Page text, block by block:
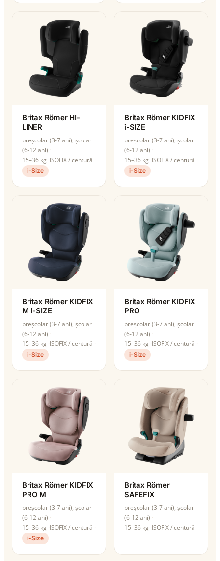
Britax Römer HI-
LINER
preșcolar (3-7 ani), școlar
(6-12 ani)
15–36 kg ISOFIX / centură
i-Size
Britax Römer KIDFIX
i-SIZE
preșcolar (3-7 ani), școlar
(6-12 ani)
15–36 kg ISOFIX / centură
i-Size
Britax Römer KIDFIX
M i-SIZE
preșcolar (3-7 ani), școlar
(6-12 ani)
15–36 kg ISOFIX / centură
i-Size
Britax Römer KIDFIX
PRO
preșcolar (3-7 ani), școlar
(6-12 ani)
15–36 kg ISOFIX / centură
i-Size
Britax Römer KIDFIX
PRO M
preșcolar (3-7 ani), școlar
(6-12 ani)
15–36 kg ISOFIX / centură
i-Size
Britax Römer
SAFEFIX
preșcolar (3-7 ani), școlar
(6-12 ani)
15–36 kg ISOFIX / centură